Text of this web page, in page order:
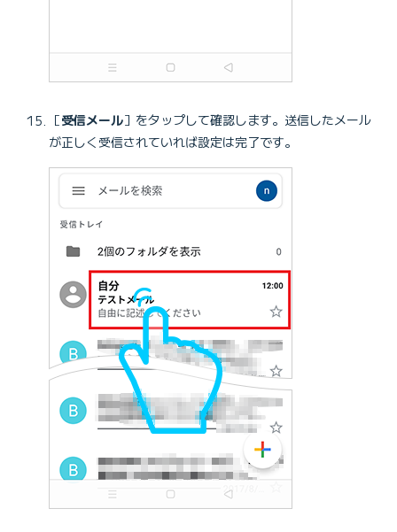
［受信メール］をタップして確認します。送信したメール
が正しく受信されていれば設定は完了です。